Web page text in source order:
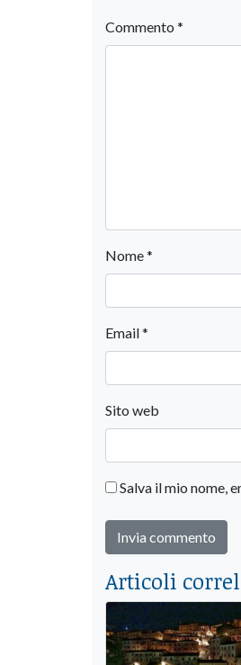
Commento *
Nome*
Email*
Sito web
Salva il mio nome,
Articoli